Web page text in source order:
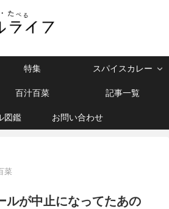
特集 スパイスカレー
百汁百菜 記事一覧
図鑑 お問い合わせ
菜
ルが中止になってたあの